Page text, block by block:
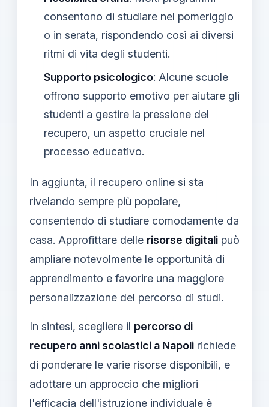
consentono di studiare nel pomeriggio
o in serata, rispondendo così ai diversi
ritmi di vita degli studenti.
Supporto psicologico: Alcune scuole
offrono supporto emotivo per aiutare gli
studenti a gestire la pressione del
recupero, un aspetto cruciale nel
processo educativo.
In aggiunta, il recupero online si sta
rivelando sempre più popolare,
consentendo di studiare comodamente da
casa. Approfittare delle risorse digitali può
ampliare notevolmente le opportunità di
apprendimento e favorire una maggiore
personalizzazione del percorso di studi.
In sintesi, scegliere il percorso di
recupero anni scolastici a Napoli richiede
di ponderare le varie risorse disponibili, e
adottare un approccio che migliori
l'efficacia dell'istruzione individuale è